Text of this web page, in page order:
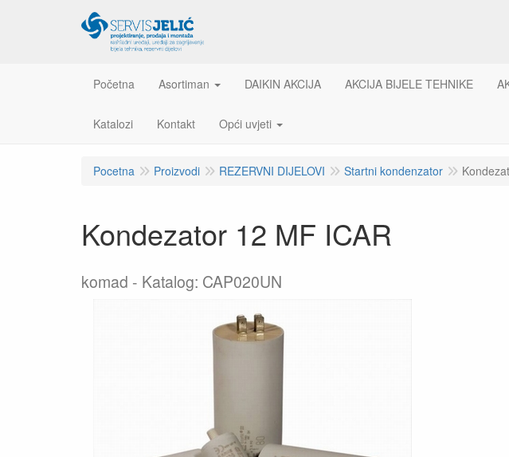
Početna Asortiman DAIKIN AKCIJA AKCIJA BIJELE TEHNIKE
Katalozi Kontakt Opći uvjeti
Pocetna Proizvodi REZERVNI DIJELOVI Startni kondenzator
Kondezator 12 MF ICAR
komad Katalog: CAP020UN